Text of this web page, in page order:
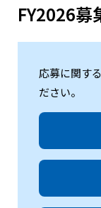
次世代
振動局
術の構
津島 夏輝
FY2026募
応募に関す
ださい。